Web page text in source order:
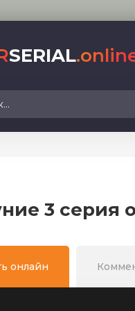
SERIAL
3 серия
онлайн